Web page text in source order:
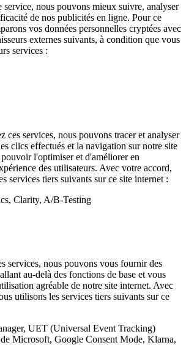
service, nous pouvons mieux suivre, analyser
de nos publicités en ligne. Pour ce
vos données personnelles cryptées avec
externes suivants, à condition que vous
services :
ces services, nous pouvons tracer et analyser
clics effectués et la navigation sur notre site
l'optimiser et d'améliorer en
des utilisateurs. Avec votre accord,
services tiers suivants sur ce site internet :
Clarity, A/B-Testing
services, nous pouvons vous fournir des
au-delà des fonctions de base et vous
agréable de notre site internet. Avec
utilisons les services tiers suivants sur ce
UET (Universal Event Tracking)
Microsoft, Google Consent Mode, Klarna,